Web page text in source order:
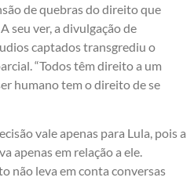
de quebras do direito que
seu ver, a divulgação de
captados transgrediu o
“Todos têm direito a um
humano tem o direito de se
vale apenas para Lula, pois a
apenas em relação a ele.
não leva em conta conversas